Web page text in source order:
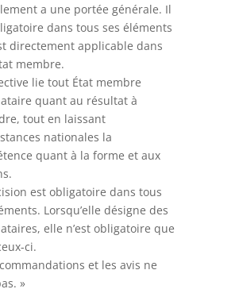
a une portée générale. Il
dans tous ses éléments
directement applicable dans
membre.
lie tout État membre
quant au résultat à
tout en laissant
nationales la
quant à la forme et aux
est obligatoire dans tous
Lorsqu’elle désigne des
elle n’est obligatoire que
ci.
et les avis ne
»